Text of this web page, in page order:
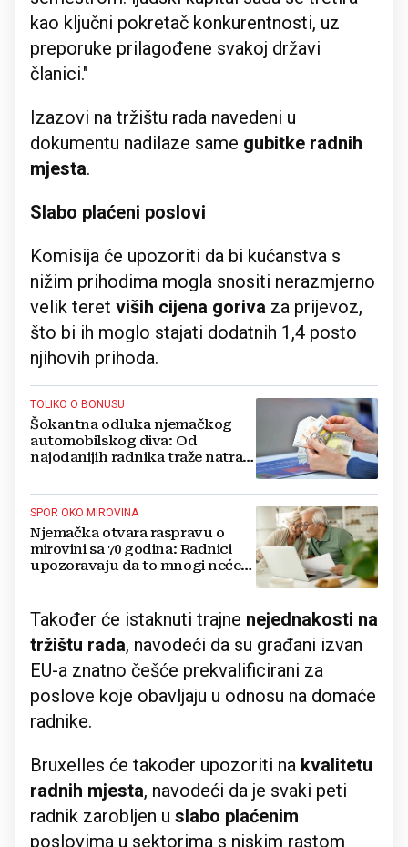
kao ključni pokretač konkurentnosti, uz
preporuke prilagođene svakoj državi
članici."
Izazovi na tržištu rada navedeni u
dokumentu nadilaze same gubitke radnih
mjesta.
Slabo plaćeni poslovi
Komisija će upozoriti da bi kućanstva s
nižim prihodima mogla snositi nerazmjerno
velik teret viših cijena goriva za prijevoz,
što bi ih moglo stajati dodatnih 1,4 posto
njihovih prihoda.
TOLIKO O BONUSU
Šokantna odluka njemačkog
automobilskog diva: Od
najodanijih radnika traže natrag
SPOR OKO MIROVINA
Njemačka otvara raspravu o
mirovini sa 70 godina: Radnici
upozoravaju da to mnogi neće
Također će istaknuti trajne nejednakosti na
tržištu rada, navodeći da su građani izvan
EU-a znatno češće prekvalificirani za
poslove koje obavljaju u odnosu na domaće
radnike.
Bruxelles će također upozoriti na kvalitetu
radnih mjesta, navodeći da je svaki peti
radnik zarobljen u slabo plaćenim
poslovima u sektorima s niskim rastom